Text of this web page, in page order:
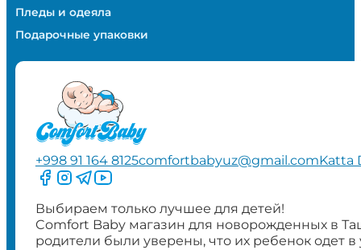
Пледы и одеяла
Подарочные упаковки
+998 91 164 8125comfortbabyuz@gmail.comKatta
Следите за нами на Facebook
Следите за нами в Instagram
Следите за нами в Telegram
Следите за нами в YouTube
Выбираем только лучшее для детей!
Comfort Baby магазин для новорожденных в
родители были уверены, что их ребенок одет